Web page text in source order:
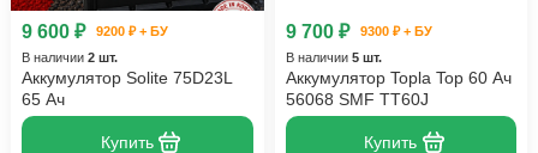
9 600 ₽
9200 ₽ + БУ
В наличии 2 шт.
Аккумулятор Solite 75D23L
65 Ач
Купить
9 700 ₽
9300 ₽ + БУ
В наличии 5 шт.
Аккумулятор Topla Top 60 Ач
56068 SMF TT60J
Купить